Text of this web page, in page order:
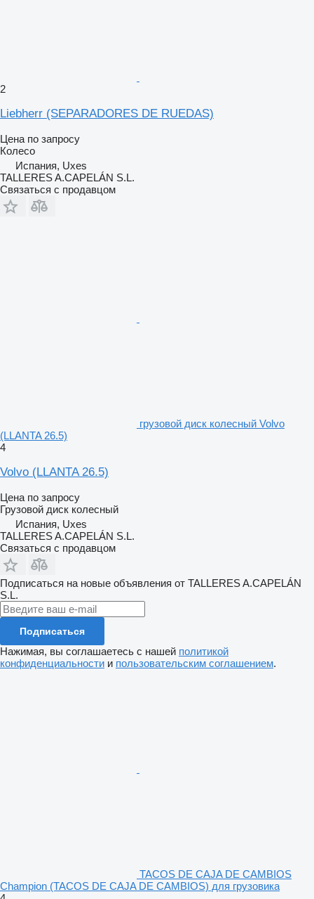
2
Liebherr (SEPARADORES DE RUEDAS)
Цена по запросу
Колесо
Испания, Uxes
TALLERES A.CAPELÁN S.L.
Связаться с продавцом
грузовой диск колесный Volvo
(LLANTA 26.5)
4
Volvo (LLANTA 26.5)
Цена по запросу
Грузовой диск колесный
Испания, Uxes
TALLERES A.CAPELÁN S.L.
Связаться с продавцом
Подписаться на новые объявления от TALLERES A.CAPELÁN
S.L.
Подписаться
Нажимая, вы соглашаетесь с нашей политикой
конфиденциальности и пользовательским соглашением.
TACOS DE CAJA DE CAMBIOS
Champion (TACOS DE CAJA DE CAMBIOS) для грузовика